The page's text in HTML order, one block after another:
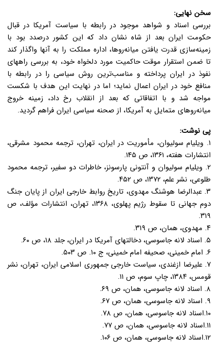
سخن نهایی:
بررسی اسناد و شواهد موجود در رابطه با سیاست آمریکا در قبال
حکومت ایران بعد از شاه نشان داد که این کشور درصدد بود با
زمینه‌سازی قدرت یافتن میانه‌روها، اداره مملکت را به آنها واگذار کند
تا ضمن استقرار موقت حاکمیت مورد دلخواه خود، به بررسی راههای
نفوذ در ایران پرداخته و مناسب‌ترین روش سیاسی را در رابطه با
منافع خود در ایران اعمال نماید؛ اما در نهایت این هدف با شکست
مواجه شد و با اتفاقاتی که بعد از انقلاب رخ داد، زمینه خروج
میانه‌روهای متمایل به آمریکا، از صحنه سیاسی ایران فراهم گردید.
پی نوشت:
۱. ویلیام سولیوان، مأموریت در ایران، تهران، ترجمه محمود مشرقی،
انتشارات هفته، ۱۳۶۱، ص ۱۴۵.
۲. ویلیام سولیوان و آنتونی پارسونز، خاطرات دو سفیر، ترجمه محمود
طلوعی، نشر علم، ۱۳۷۲، ص ۴۵۲.
۳. عبدالرضا هوشنگ مهدوی، تاریخ روابط خارجی ایران از پایان جنگ
دوم جهانی تا سقوط رژیم پهلوی، ۱۳۶۸، تهران، انتشارات مؤلف، ص
۳۱۹.
۴. مهدوی، همان، ص ۳۱۹.
۵. اسناد لانه جاسوسی، دخالتهای آمریکا در ایران، جلد ۱۸، ص ۶۰.
۶. امام خمینی، صحیفه امام خمینی، ج ۱۰. ص ۵۰۳.
۷. علیرضا ازغندی، سیاست خارجی جمهوری اسلامی ایران، تهران، نشر
قومس، ۱۳۸۴، چاپ سوم، ص ۱۱.
۸. اسناد لانه جاسوسی، همان، ص ۶۹.
۹. اسناد لانه جاسوسی، همان، ص ۶۷.
۱۰.اسناد لانه جاسوسی، همان، ص ۷۸.
۱۱.اسناد لانه جاسوسی، همان، ص ۷۷.
۱۲.اسناد لانه جاسوسی، همان، ص ۱۰۶.